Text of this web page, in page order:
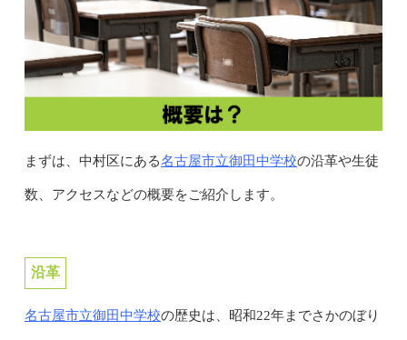
まずは、中村区にある名古屋市立御田中学校の沿革や生徒
数、アクセスなどの概要をご紹介します。
沿革
名古屋市立御田中学校の歴史は、昭和22年までさかのぼり